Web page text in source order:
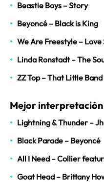
Beastie Boys – Story
Beyoncé – Black is King
We Are Freestyle – Love
Linda Ronstadt – The
ZZ Top – That Little
Mejor interpretación
Lightning & Thunder –
Black Parade – Beyoncé
All I Need – Collier
Goat Head – Brittany